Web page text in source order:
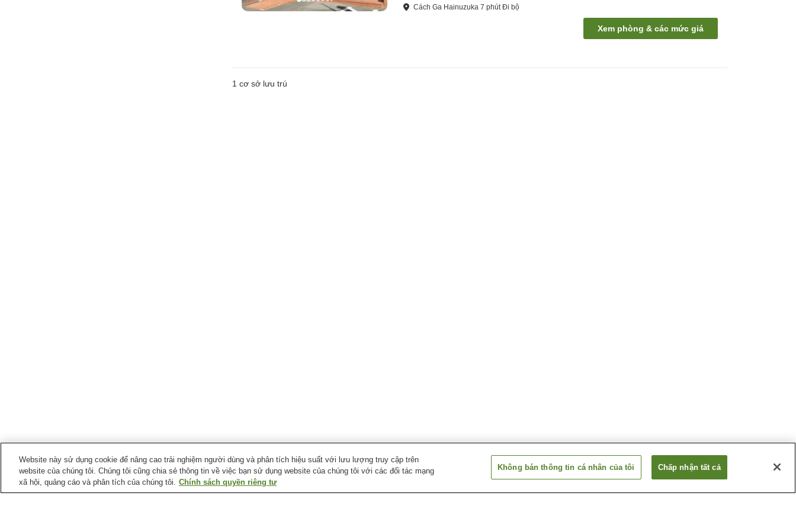
CáchGa Hainuzuka 7 phútĐi bộ
Xem phòng & các mức giá
1 cơ sở lưu trú
Ga xe lửa tại Thành phố Chikugo
Website này sử dụng cookie để nâng cao trải nghiệm người dùng và phân tích hiệu suất với lưu lượng truy cập trên
website của chúng tôi. Chúng tôi cũng chia sẻ thông tin về việc bạn sử dụng website của chúng tôi với các đối tác mạng
xã hội, quảng cáo và phân tích của chúng tôi. Chính sách quyền riêng tư
Không bán thông tin cá nhân của tôi Chấp nhận tất cả